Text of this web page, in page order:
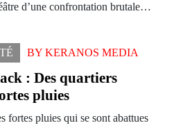
d’une confrontation brutale…
BY KERANOS MEDIA
: Des quartiers
pluies
pluies qui se sont abattues